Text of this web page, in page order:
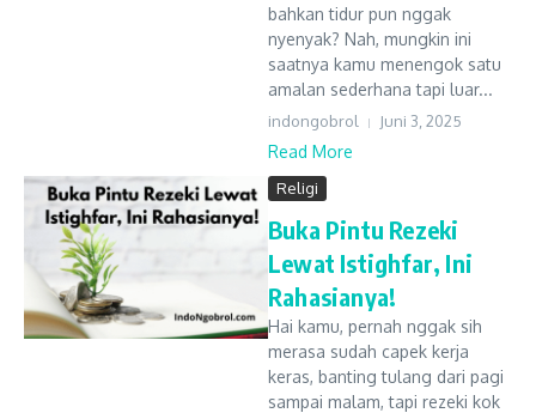
bahkan tidur pun nggak
nyenyak? Nah, mungkin ini
saatnya kamu menengok satu
amalan sederhana tapi luar...
indongobrol Juni 3, 2025
Read More
Religi
Buka Pintu Rezeki
Lewat Istighfar, Ini
Rahasianya!
Hai kamu, pernah nggak sih
merasa sudah capek kerja
keras, banting tulang dari pagi
sampai malam, tapi rezeki kok